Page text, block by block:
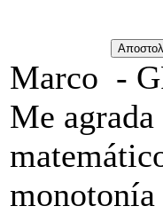
Marco -
Me